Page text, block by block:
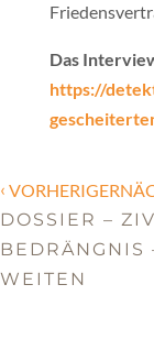
Das
https://
‹
DOSSIER –
BEDRÄNGNIS
WEITEN